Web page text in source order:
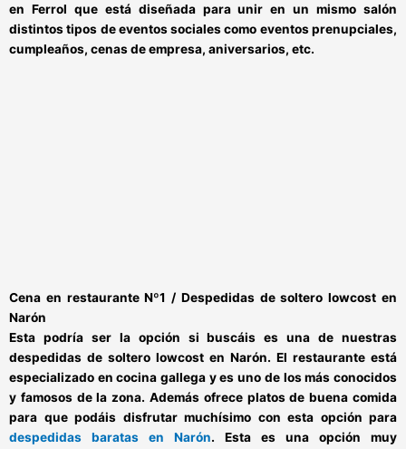
en Ferrol que está diseñada paraunir en un mismo salón
distintos tipos de eventos socialescomo eventos prenupciales,
cumpleaños, cenas de empresa, aniversarios, etc.
Cena en restaurante Nº1 / Despedidas de soltero lowcost en
Narón
Esta podría ser la opción si buscáis es una de nuestras
despedidas de soltero lowcost en Narón. El restaurante está
especializado en cocina gallega y es uno de los más conocidos
y famosos de la zona. Además ofrece platos de buena comida
para que podáis disfrutar muchísimo con esta opción para
despedidas baratas en Narón. Esta es una opción muy